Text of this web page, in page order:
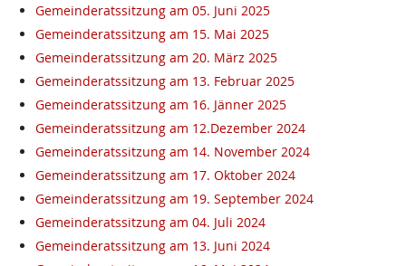
Gemeinderatssitzung am 05. Juni 2025
Gemeinderatssitzung am 15. Mai 2025
Gemeinderatssitzung am 20. März 2025
Gemeinderatssitzung am 13. Februar 2025
Gemeinderatssitzung am 16. Jänner 2025
Gemeinderatssitzung am 12.Dezember 2024
Gemeinderatssitzung am 14. November 2024
Gemeinderatssitzung am 17. Oktober 2024
Gemeinderatssitzung am 19. September 2024
Gemeinderatssitzung am 04. Juli 2024
Gemeinderatssitzung am 13. Juni 2024